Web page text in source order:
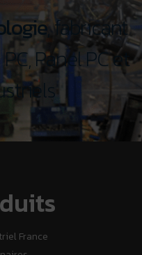
, fabricant
Panel PC et
France